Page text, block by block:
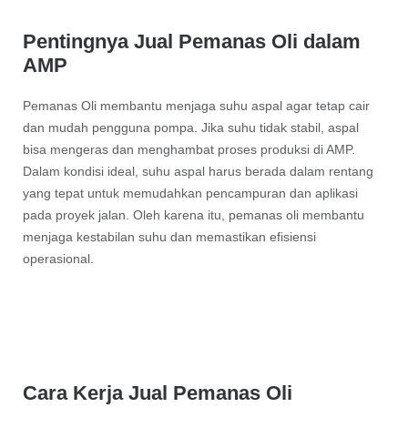
Pentingnya Jual Pemanas Oli dalam
AMP
Pemanas Oli membantu menjaga suhu aspal agar tetap cair
dan mudah pengguna pompa. Jika suhu tidak stabil, aspal
bisa mengeras dan menghambat proses produksi di AMP.
Dalam kondisi ideal, suhu aspal harus berada dalam rentang
yang tepat untuk memudahkan pencampuran dan aplikasi
pada proyek jalan. Oleh karena itu, pemanas oli membantu
menjaga kestabilan suhu dan memastikan efisiensi
operasional.
Cara Kerja Jual Pemanas Oli